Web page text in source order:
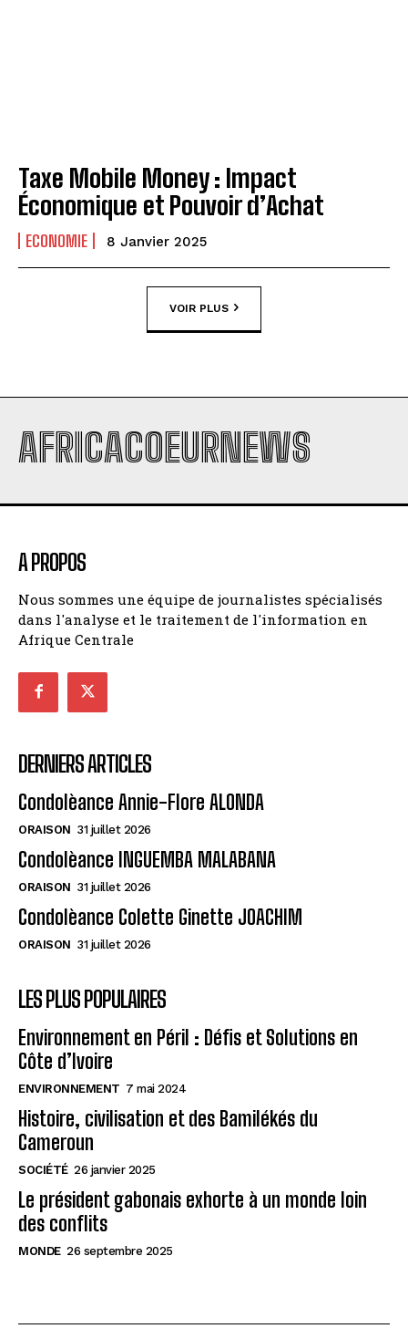
Taxe Mobile Money : Impact
Économique et Pouvoir d’Achat
ECONOMIE 8 Janvier 2025
VOIR PLUS
AFRICACOEURNEWS
A PROPOS
Nous sommes une équipe de journalistes spécialisés
dans l'analyse et le traitement de l'information en
Afrique Centrale
DERNIERS ARTICLES
Condolèance Annie-Flore ALONDA
ORAISON 31 juillet 2026
Condolèance INGUEMBA MALABANA
ORAISON 31 juillet 2026
Condolèance Colette Ginette JOACHIM
ORAISON 31 juillet 2026
LES PLUS POPULAIRES
Environnement en Péril : Défis et Solutions en
Côte d’Ivoire
ENVIRONNEMENT 7 mai 2024
Histoire, civilisation et des Bamilékés du
Cameroun
SOCIÉTÉ 26 janvier 2025
Le président gabonais exhorte à un monde loin
des conflits
MONDE 26 septembre 2025